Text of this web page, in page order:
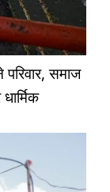
समाज